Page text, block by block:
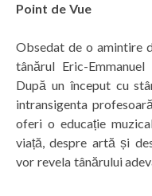
Point de Vue
Obsedat de o amintire
tânărul Eric-
După un început cu
intransigenta
oferi o educație
viață, despre artă și
vor revela tânărului